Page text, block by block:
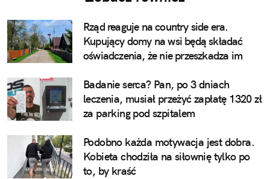
Rząd reaguje na country side era.
Kupujący domy na wsi będą składać
oświadczenia, że nie przeszkadza im
Badanie serca? Pan, po 3 dniach
leczenia, musiał przeżyć zapłatę 1320 zł
za parking pod szpitalem
Podobno każda motywacja jest dobra.
Kobieta chodziła na siłownię tylko po
to, by kraść